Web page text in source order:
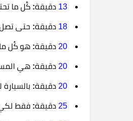
13 دقيقة: كُل ما
18 دقيقة: حتى
20 دقيقة: هو كُل
20 دقيقة: هي
20 دقيقة:
25 دقيقة: فقط